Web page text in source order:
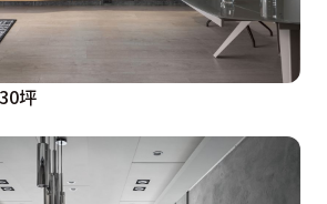
坪